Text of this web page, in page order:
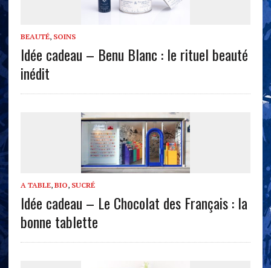
BEAUTÉ, SOINS
Idée cadeau – Benu Blanc : le rituel beauté
inédit
A TABLE, BIO, SUCRÉ
Idée cadeau – Le Chocolat des Français : la
bonne tablette